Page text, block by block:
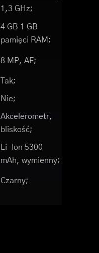
1,3 GHz;
4 GB 1 GB
pamięci RAM;
8 MP, AF;
Tak;
Nie;
Akcelerometr,
bliskość;
Li-Ion 5300
mAh, wymienny;
Czarny;